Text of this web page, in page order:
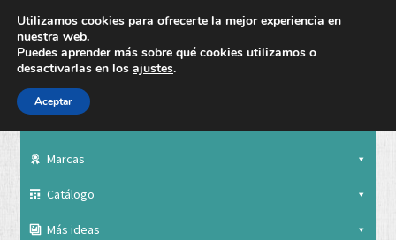
Marcas
Catálogo
Más ideas
Utilizamos cookies para ofrecerte la mejor experiencia en
nuestra web.
Puedes aprender más sobre qué cookies utilizamos o
desactivarlas en los ajustes.
Aceptar